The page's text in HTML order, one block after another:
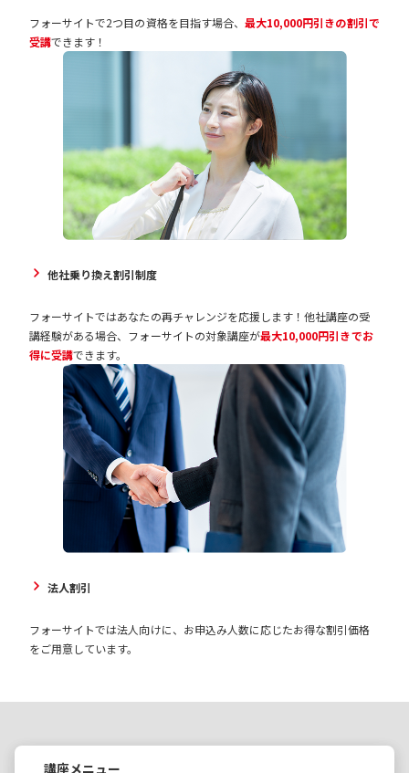
フォーサイトで2つ目の資格を目指す場合、 最大10,000円引きの割引で
受講できます！
他社乗り換え割引制度
フォーサイトではあなたの再チャレンジを応援します！他社講座の受
講経験がある場合、フォーサイトの対象講座が最大10,000円引きでお
得に受講できます。
法人割引
フォーサイトでは法人向けに、お申込み人数に応じたお得な割引価格
をご用意しています。
講座メニュー